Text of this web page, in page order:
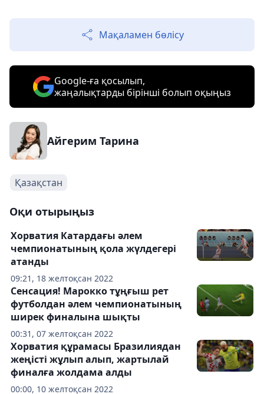
Мақаламен бөлісу
Google-ға қосылып,
жаңалықтарды бірінші болып оқыңыз
Айгерим Тарина
Қазақстан
Оқи отырыңыз
09:21, 18 желтоқсан 2022
Хорватия Катардағы әлем
чемпионатының қола жүлдегері
атанды
00:31, 07 желтоқсан 2022
Сенсация! Марокко тұңғыш рет
футболдан әлем чемпионатының
ширек финалына шықты
00:00, 10 желтоқсан 2022
Хорватия құрамасы Бразилиядан
жеңісті жұлып алып, жартылай
финалға жолдама алды